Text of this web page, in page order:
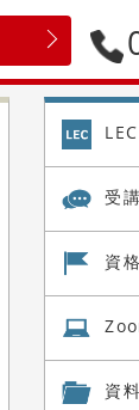
受
資
資